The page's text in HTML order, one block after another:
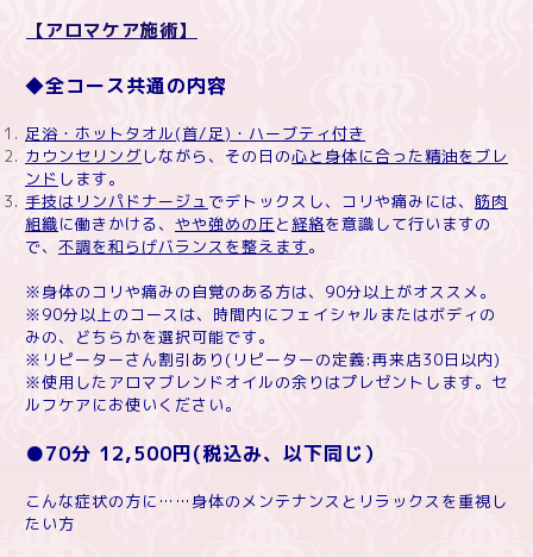
【アロマケア施術】
◆全コース共通の内容
足浴・ホットタオル(首/足) ・ハーブティ付き
カウンセリングしながら、その日の心と身体に合った精油をブレ
ンド します。
手技はリンパドナージュ でデトックスし、コリや痛みには、 筋肉
組織に働きかける、 やや強めの圧と 経絡を意識して行いますの
で、 不調を和らげバランスを整えます。
※身体のコリや痛みの自覚のある方は、 90分以上がオススメ。
※90分以上のコースは、時間内にフェイシャルまたはボディの
みの、どちらかを選択可能です。
※ リピーターさん割引あり ( リピーターの定義:再来店30日以内)
※使用したアロマブレンドオイルの余りはプレゼントします。セ
ルフケアにお使いください。
●70分 12,500円(税込み、以下同じ）
こんな症状の方に……身体のメンテナンスとリラックスを重視し
たい方